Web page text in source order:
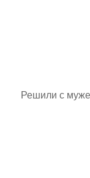
Решили с